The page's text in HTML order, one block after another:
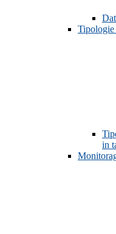
Tipologie
in